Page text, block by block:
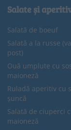
Salate și
Salată de boeuf
Salată a la russe
post)
Ouă umplute cu
maioneză
Ruladă aperitiv cu
șuncă
Salată de ciuperci
maioneză